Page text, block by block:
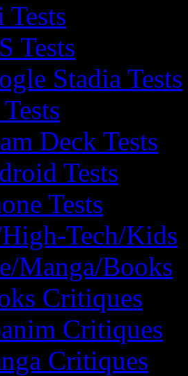
Tests
Stadia Tests
Deck Tests
Tests
Tests
Tech/Kids
Manga/Books
Critiques
Critiques
Critiques